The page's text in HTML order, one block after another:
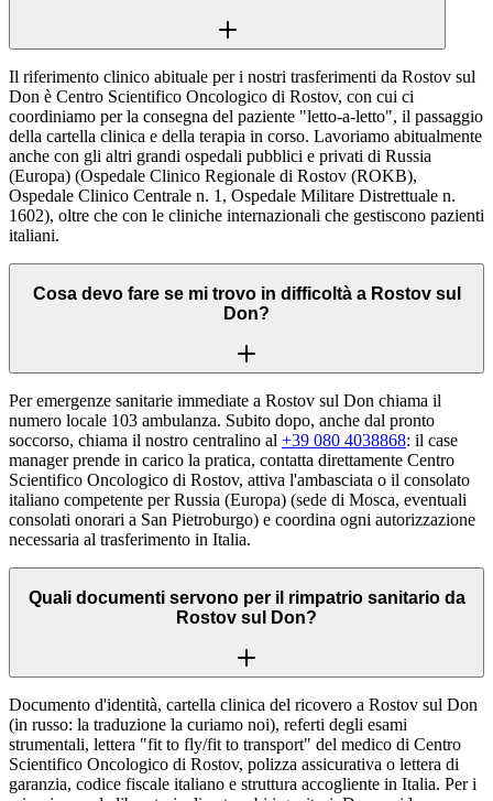
Il riferimento clinico abituale per i nostri trasferimenti da Rostov sul
Don è Centro Scientifico Oncologico di Rostov, con cui ci
coordiniamo per la consegna del paziente "letto-a-letto", il passaggio
della cartella clinica e della terapia in corso. Lavoriamo abitualmente
anche con gli altri grandi ospedali pubblici e privati di Russia
(Europa) (Ospedale Clinico Regionale di Rostov (ROKB),
Ospedale Clinico Centrale n. 1, Ospedale Militare Distrettuale n.
1602), oltre che con le cliniche internazionali che gestiscono pazienti
italiani.
Cosa devo fare se mi trovo in difficoltà a Rostov sul
Don?
Per emergenze sanitarie immediate a Rostov sul Don chiama il
numero locale 103 ambulanza. Subito dopo, anche dal pronto
soccorso, chiama il nostro centralino al +39 080 4038868: il case
manager prende in carico la pratica, contatta direttamente Centro
Scientifico Oncologico di Rostov, attiva l'ambasciata o il consolato
italiano competente per Russia (Europa) (sede di Mosca, eventuali
consolati onorari a San Pietroburgo) e coordina ogni autorizzazione
necessaria al trasferimento in Italia.
Quali documenti servono per il rimpatrio sanitario da
Rostov sul Don?
Documento d'identità, cartella clinica del ricovero a Rostov sul Don
(in russo: la traduzione la curiamo noi), referti degli esami
strumentali, lettera "fit to fly/fit to transport" del medico di Centro
Scientifico Oncologico di Rostov, polizza assicurativa o lettera di
garanzia, codice fiscale italiano e struttura accogliente in Italia. Per i